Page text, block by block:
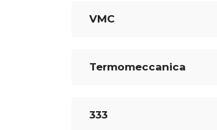
VMC
Termomeccanica
333